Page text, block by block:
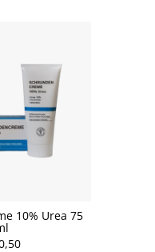
10% Urea 75